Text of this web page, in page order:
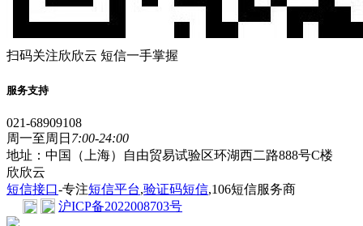
扫码关注欣欣云 短信一手掌握
服务支持
021-68909108
周一至周日 7:00-24:00
地址：中国（上海）自由贸易试验区环湖西二路888号C楼
欣欣云
短信接口-专注短信平台,验证码短信,106短信服务商
沪ICP备2022008703号